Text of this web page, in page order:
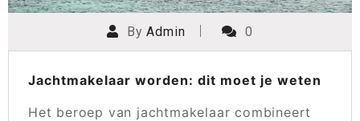
ByAdmin 0
Jachtmakelaar worden: dit moet je weten
Het beroep van jachtmakelaar combineert